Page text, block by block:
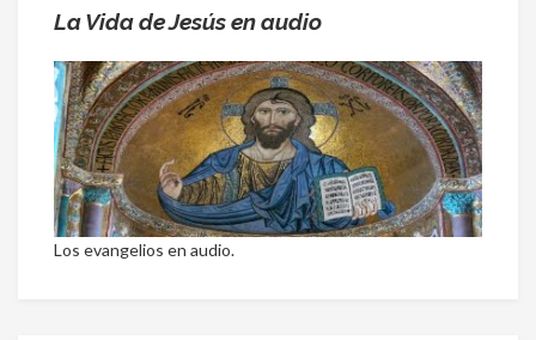
La Vida de Jesús en audio
Los evangelios en audio.